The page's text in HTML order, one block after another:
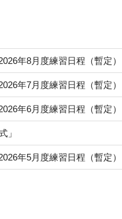
年8月度練習日程（暫定）
年7月度練習日程（暫定）
年6月度練習日程（暫定）
」
年5月度練習日程（暫定）